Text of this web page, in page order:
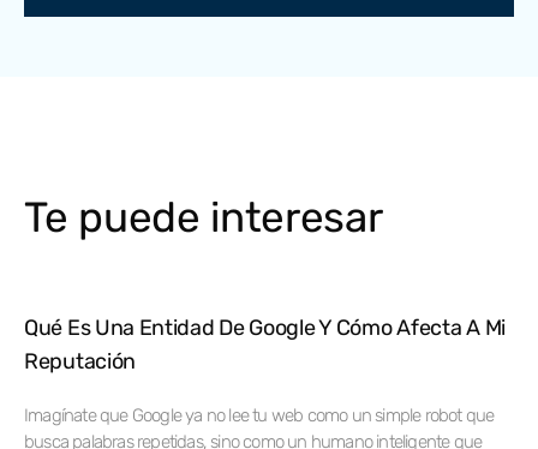
Te puede interesar
Qué Es Una Entidad De Google Y Cómo Afecta A Mi
Reputación
Imagínate que Google ya no lee tu web como un simple robot que
busca palabras repetidas, sino como un humano inteligente que